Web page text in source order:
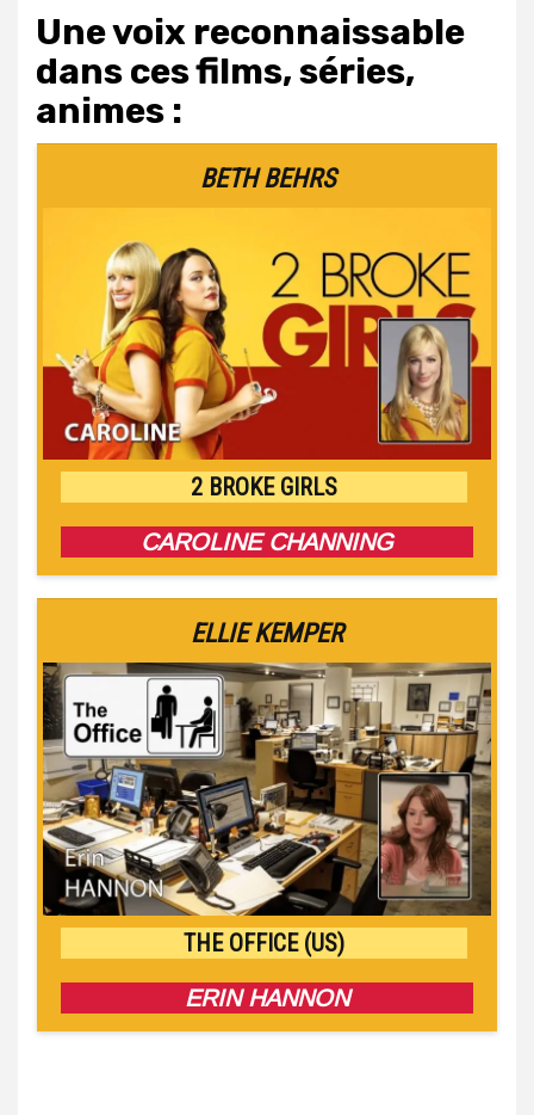
Une voix reconnaissable
dans ces films, séries,
animes :
BETH BEHRS
2 BROKE GIRLS
CAROLINE CHANNING
ELLIE KEMPER
THE OFFICE (US)
ERIN HANNON